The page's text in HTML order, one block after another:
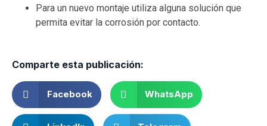
Para un nuevo montaje utiliza alguna solución que
permita evitar la corrosión por contacto.
Comparte esta publicación:
Facebook WhatsApp